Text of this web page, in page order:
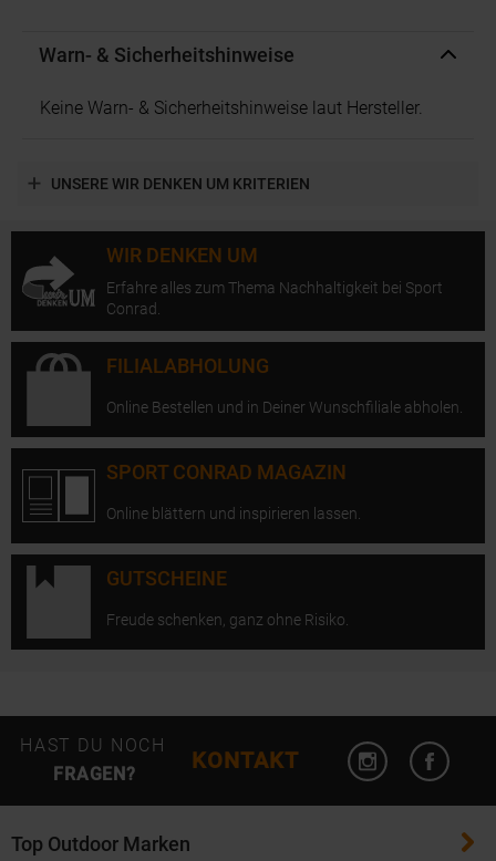
Warn- & Sicherheitshinweise
Keine Warn- & Sicherheitshinweise laut Hersteller.
UNSERE WIR DENKEN UM KRITERIEN
WIR DENKEN UM
Erfahre alles zum Thema Nachhaltigkeit bei Sport
Conrad.
FILIALABHOLUNG
Online Bestellen und in Deiner Wunschfiliale abholen.
SPORT CONRAD MAGAZIN
Online blättern und inspirieren lassen.
GUTSCHEINE
Freude schenken, ganz ohne Risiko.
HAST DU NOCH
FRAGEN?
KONTAKT
Instagram
Top Outdoor Marken